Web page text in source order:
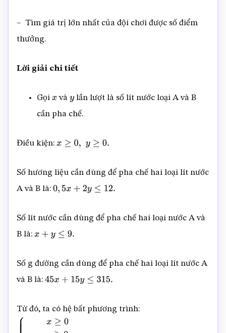
– Tìm giá trị lớn nhất của đội chơi được số điểm
thưởng.
Lời giải chi tiết
Gọi x vày lần lượt là số lít nước loại A và B
cần pha chế.
Điều kiện: x≥ 0, y≥0.
Số hương liệu cần dùng để pha chế hai loại lít nước
A và B là: 0,5x+ 2 ≤12.
Số lít nước cần dùng để pha chế hai loại nước A và
B là: x+ y ≤9.
Số g đường cần dùng để pha chế hai loại lít nước A
và B là: 45x+ 15 y≤315.
Từ đó, ta có hệ bất phương trình: